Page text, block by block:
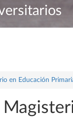
en Educación